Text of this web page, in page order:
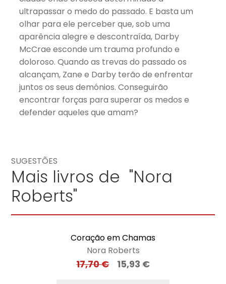
ultrapassar o medo do passado. E basta um
olhar para ele perceber que, sob uma
aparência alegre e descontraída, Darby
McCrae esconde um trauma profundo e
doloroso. Quando as trevas do passado os
alcançam, Zane e Darby terão de enfrentar
juntos os seus demónios. Conseguirão
encontrar forças para superar os medos e
defender aqueles que amam?
SUGESTÕES
Mais livros de "Nora
Roberts"
Coração em Chamas
Nora Roberts
17,70€ 15,93 €